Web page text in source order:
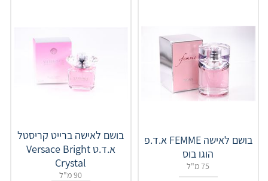
בושם לאישה FEMME א.ד.פ
הוגו בוס
75 מ"ל
בושם לאישה ברייט קריסטל
א.ד.ט Versace Bright
Crystal
90 מ"ל